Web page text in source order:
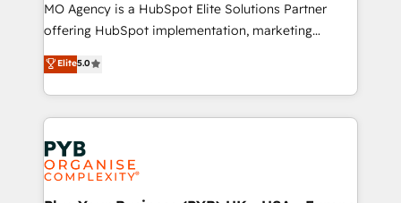
object setup, CMS builds, and full-funnel automation.
- Dashboards, lifecycle campaigns, and lead
nurturing sequences. - Cross-hub setup across
Marketing, Sales, Operations, and Service Hubs. -
Ongoing optimization, managed support, and
scalable retainers. Let’s make HubSpot your most
powerful growth engine. Built to convert, scale, and
drive results.
MO Agency is a HubSpot Elite Solutions Partner
offering HubSpot implementation, marketing
automation, CRM and RevOps consulting, data
architecture, sales enablement, lifecycle automation,
lead scoring and revenue reporting. HubSpot,
Salesforce and integrated enterprise stacks. Digital
Marketing, Answer Engine Optimisation, and
Generative Engine Optimisation (AI Search),
HubSpot Content Hub, WordPress development,
Elite5.0